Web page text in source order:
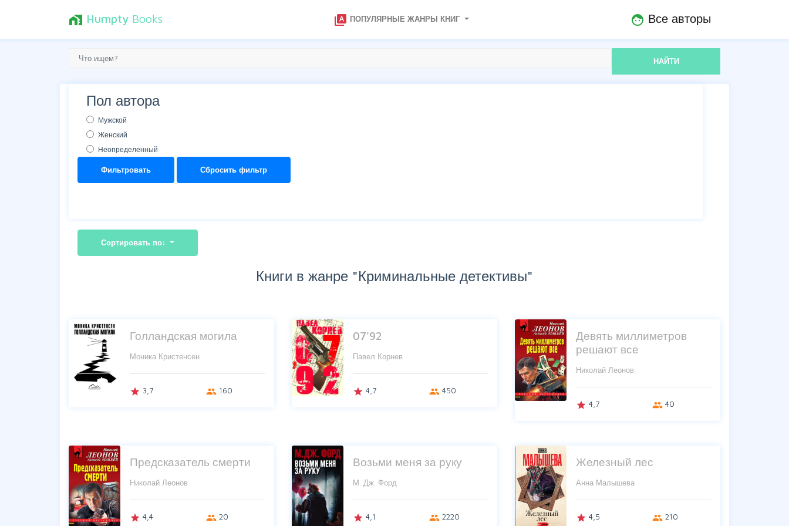
home_work Humpty Books type_specimen ПОПУЛЯРНЫЕ ЖАНРЫ КНИГ face Все авторы
НАЙТИ
Пол автора
Мужской
Женский
Неопределенный
Фильтровать Сбросить фильтр
Сортировать по:
Книги в жанре "Криминальные детективы"
Голландская могила
Моника Кристенсен
grade 3,7 group 160
07'92
Павел Корнев
grade 4,7 group 450
Девять миллиметров
решают все
Николай Леонов
grade 4,7 group 40
Предсказатель смерти
Николай Леонов
grade 4,4 group 20
Возьми меня за руку
М. Дж. Форд
grade 4,1 group 2220
Железный лес
Анна Малышева
grade 4,5 group 210